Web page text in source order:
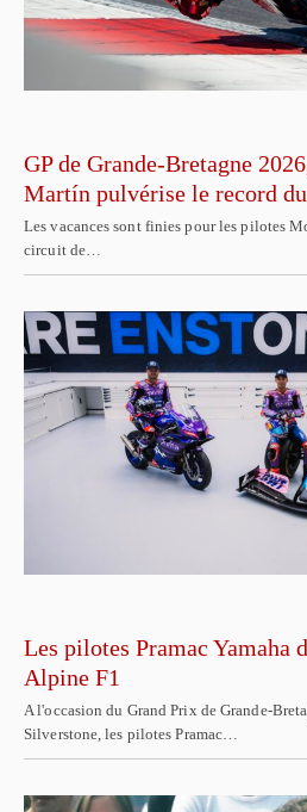
GP de Grande-Bretagne
Martín pulvérise le record
Les vacances sont finies pour les pilotes
circuit de…
Les pilotes Pramac Yamaha
Alpine F1
A l'occasion du Grand Prix de Grande-
Silverstone, les pilotes Pramac…